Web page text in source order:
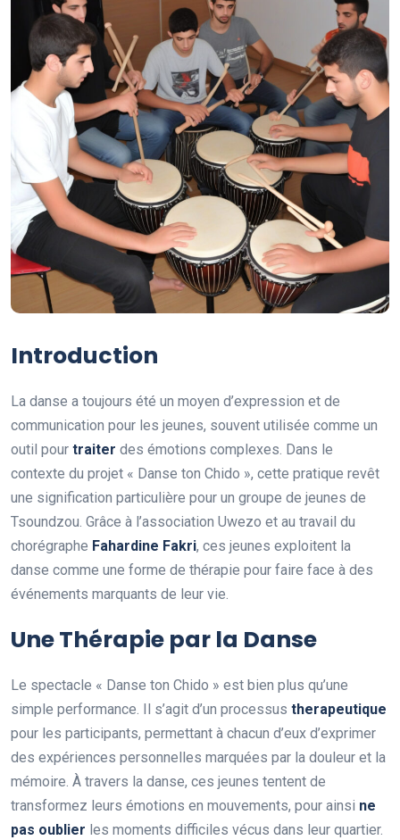
Introduction
La danse a toujours été un moyen d’expression et de
communication pour les jeunes, souvent utilisée comme un
outil pour traiter des émotions complexes. Dans le
contexte du projet « Danse ton Chido », cette pratique revêt
une signification particulière pour un groupe de jeunes de
Tsoundzou. Grâce à l’association Uwezo et au travail du
chorégraphe Fahardine Fakri, ces jeunes exploitent la
danse comme une forme de thérapie pour faire face à des
événements marquants de leur vie.
Une Thérapie par la Danse
Le spectacle « Danse ton Chido » est bien plus qu’une
simple performance. Il s’agit d’un processus therapeutique
pour les participants, permettant à chacun d’eux d’exprimer
des expériences personnelles marquées par la douleur et la
mémoire. À travers la danse, ces jeunes tentent de
transformez leurs émotions en mouvements, pour ainsi ne
pas oublier les moments difficiles vécus dans leur quartier.